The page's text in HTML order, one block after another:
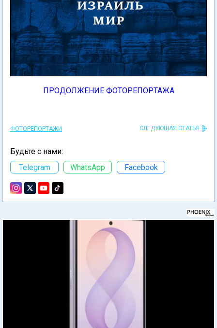
ПРОДОЛЖЕНИЕ ФОТОРЕПОРТАЖА
ФОТОРЕПОРТАЖИ СЛЕДУЮЩАЯ СТАТЬЯ
Будьте с нами:
Telegram
WhatsApp Facebook